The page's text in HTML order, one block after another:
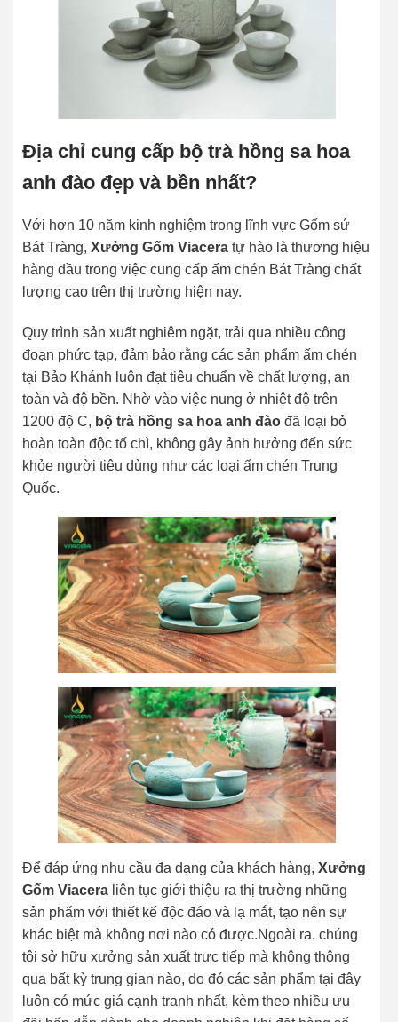
Địa chỉ cung cấp bộ trà hồng sa hoa
anh đào đẹp và bền nhất?
Với hơn 10 năm kinh nghiệm trong lĩnh vực Gốm sứ
Bát Tràng, Xưởng Gốm Viacera tự hào là thương hiệu
hàng đầu trong việc cung cấp ấm chén Bát Tràng chất
lượng cao trên thị trường hiện nay.
Quy trình sản xuất nghiêm ngặt, trải qua nhiều công
đoạn phức tạp, đảm bảo rằng các sản phẩm ấm chén
tại Bảo Khánh luôn đạt tiêu chuẩn về chất lượng, an
toàn và độ bền. Nhờ vào việc nung ở nhiệt độ trên
1200 độ C, bộ trà hồng sa hoa anh đào đã loại bỏ
hoàn toàn độc tố chì, không gây ảnh hưởng đến sức
khỏe người tiêu dùng như các loại ấm chén Trung
Quốc.
Để đáp ứng nhu cầu đa dạng của khách hàng, Xưởng
Gốm Viacera liên tục giới thiệu ra thị trường những
sản phẩm với thiết kế độc đáo và lạ mắt, tạo nên sự
khác biệt mà không nơi nào có được.Ngoài ra, chúng
tôi sở hữu xưởng sản xuất trực tiếp mà không thông
qua bất kỳ trung gian nào, do đó các sản phẩm tại đây
luôn có mức giá cạnh tranh nhất, kèm theo nhiều ưu